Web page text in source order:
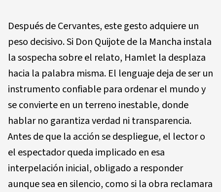
Después de Cervantes, este gesto adquiere un
peso decisivo. Si Don Quijote de la Mancha instala
la sospecha sobre el relato, Hamlet la desplaza
hacia la palabra misma. El lenguaje deja de ser un
instrumento confiable para ordenar el mundo y
se convierte en un terreno inestable, donde
hablar no garantiza verdad ni transparencia.
Antes de que la acción se despliegue, el lector o
el espectador queda implicado en esa
interpelación inicial, obligado a responder
aunque sea en silencio, como si la obra reclamara